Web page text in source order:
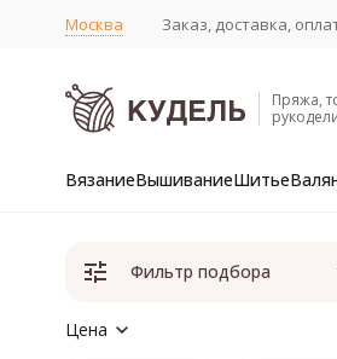
Москва Заказ, доставка,
Пряжа,
ВязаниеВышиваниеШитье
Фильтр подбора
Цена